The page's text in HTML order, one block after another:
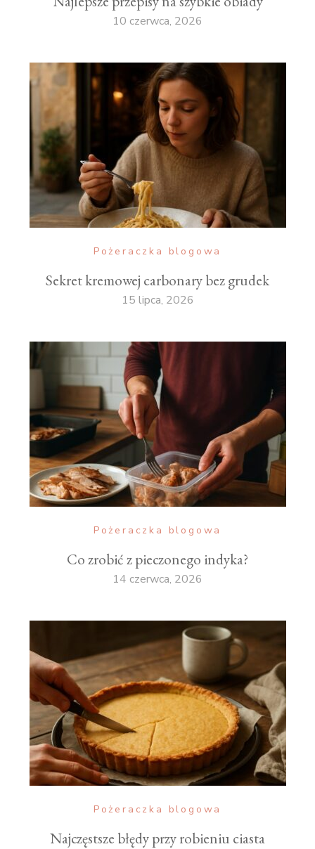
10 czerwca, 2026
Pożeraczka blogowa
Sekret kremowej carbonary bez grudek
15 lipca, 2026
Pożeraczka blogowa
Co zrobić z pieczonego indyka?
14 czerwca, 2026
Pożeraczka blogowa
Najczęstsze błędy przy robieniu ciasta